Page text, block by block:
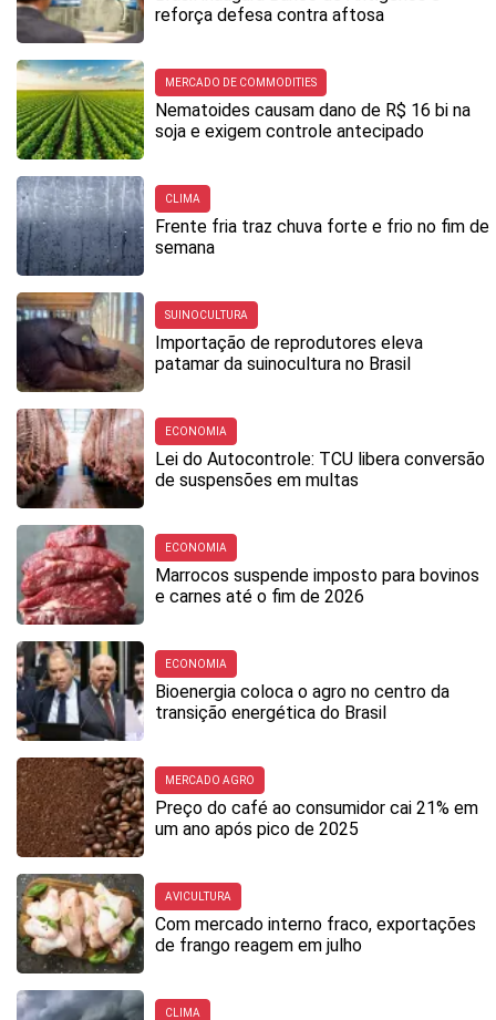
reforça defesa contra aftosa
MERCADO DE COMMODITIES
Nematoides causam dano de R$ 16 bi na
soja e exigem controle antecipado
CLIMA
Frente fria traz chuva forte e frio no fim de
semana
SUINOCULTURA
Importação de reprodutores eleva
patamar da suinocultura no Brasil
ECONOMIA
Lei do Autocontrole: TCU libera conversão
de suspensões em multas
ECONOMIA
Marrocos suspende imposto para bovinos
e carnes até o fim de 2026
ECONOMIA
Bioenergia coloca o agro no centro da
transição energética do Brasil
MERCADO AGRO
Preço do café ao consumidor cai 21% em
um ano após pico de 2025
AVICULTURA
Com mercado interno fraco, exportações
de frango reagem em julho
CLIMA